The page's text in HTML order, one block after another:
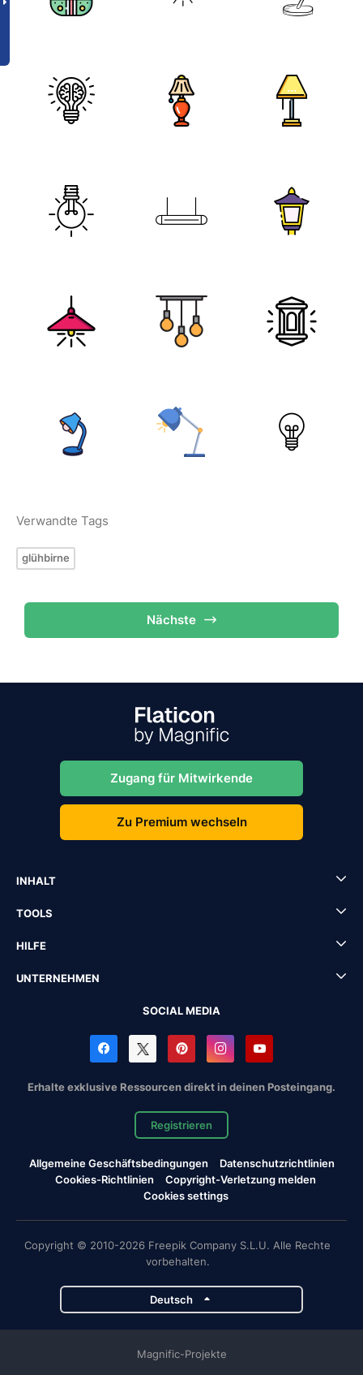
Verwandte Tags
glühbirne
Nächste
Zugang für Mitwirkende
Zu Premium wechseln
INHALT
TOOLS
HILFE
UNTERNEHMEN
SOCIAL MEDIA
Erhalte exklusive Ressourcen direkt in deinen Posteingang.
Registrieren
Allgemeine Geschäftsbedingungen
Datenschutzrichtlinien
Cookies-Richtlinien
Copyright-Verletzung melden
Cookies settings
Copyright © 2010-2026 Freepik Company S.L.U. Alle Rechte
vorbehalten.
Deutsch
Magnific-Projekte